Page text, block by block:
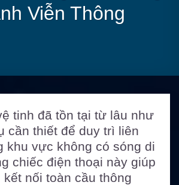
Viễn Thông
tinh đã tồn tại từ lâu như
cần thiết để duy trì liên
khu vực không có sóng di
chiếc điện thoại này giúp
nối toàn cầu thông